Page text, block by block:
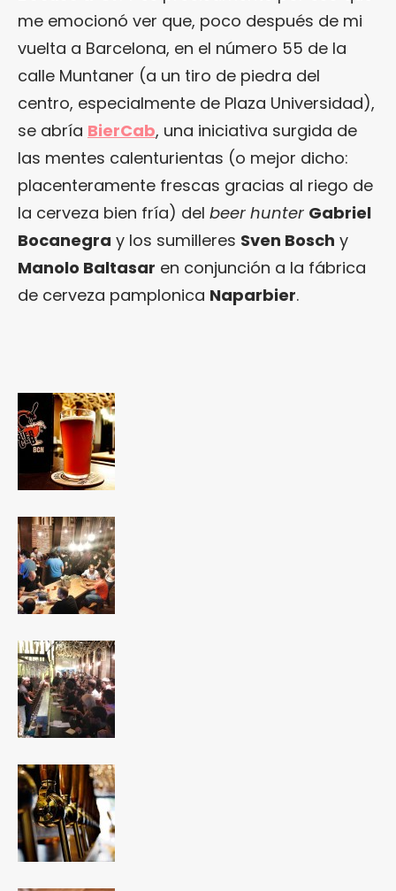
me emocionó ver que, poco después de mi
vuelta a Barcelona, en el número 55 de la
calle Muntaner (a un tiro de piedra del
centro, especialmente de Plaza Universidad),
se abría BierCab, una iniciativa surgida de
las mentes calenturientas (o mejor dicho:
placenteramente frescas gracias al riego de
la cerveza bien fría) del beer hunter Gabriel
Bocanegra y los sumilleres Sven Bosch y
Manolo Baltasar en conjunción a la fábrica
de cerveza pamplonica Naparbier.